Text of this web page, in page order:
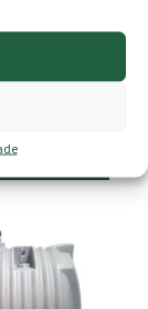
Água
Enterrar
€–
749.00 €
3,294.00